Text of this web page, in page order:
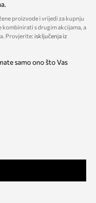
proizvode i vrijedi za kupnju
kombinirati s drugim akcijama, a
Provjerite: isključenja iz
samo ono što Vas